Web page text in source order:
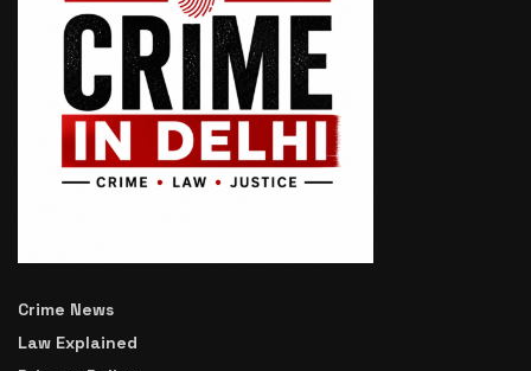
Crime News
Law Explained